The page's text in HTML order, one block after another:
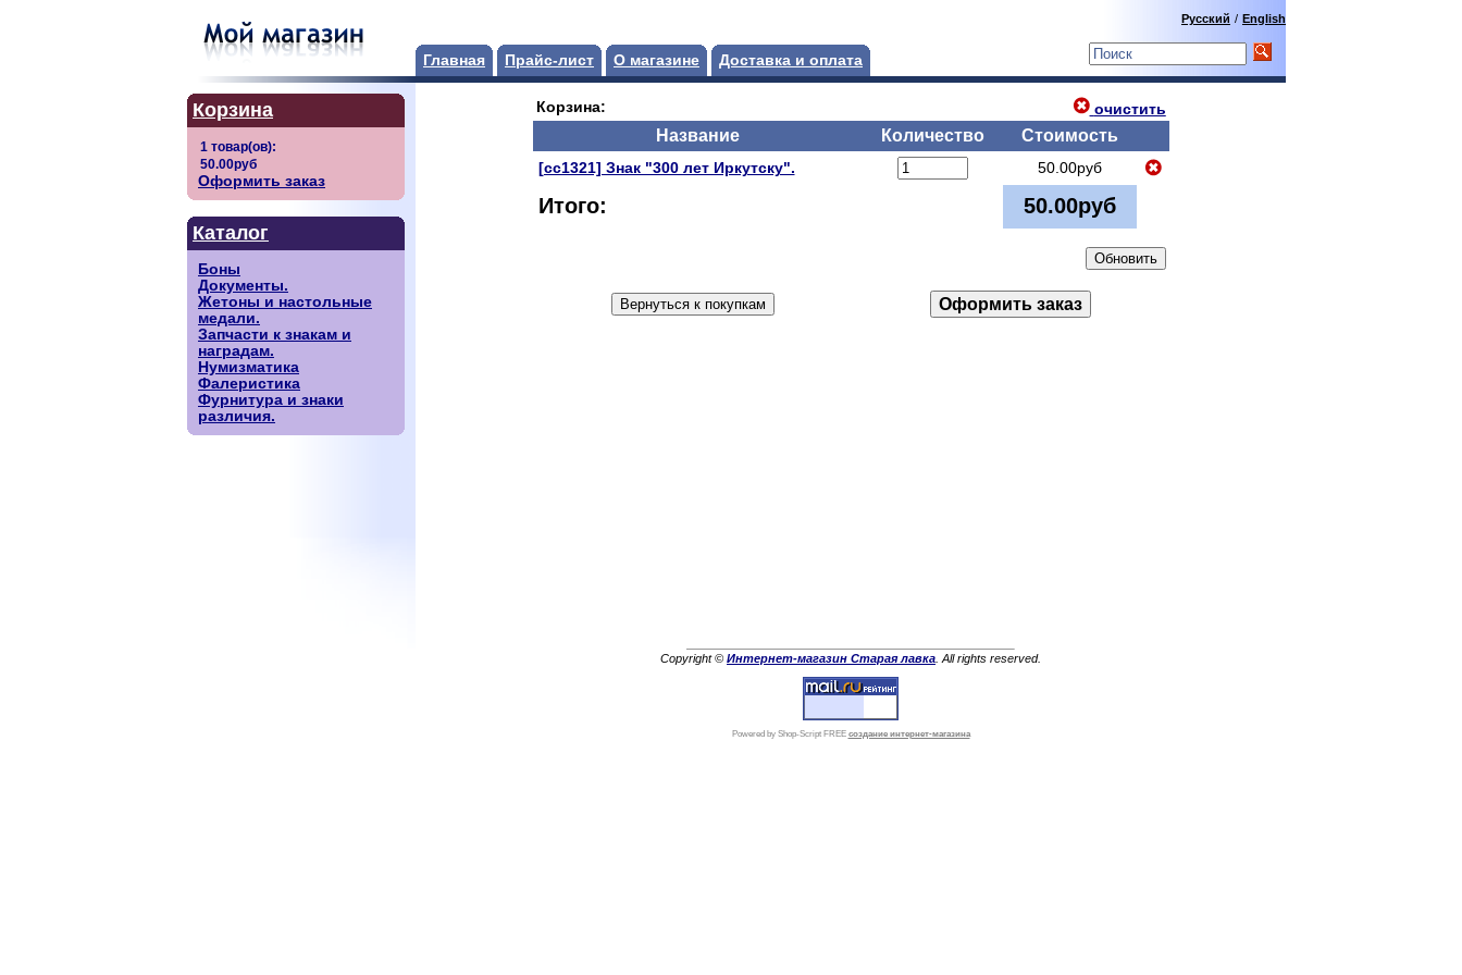
Главная Прайс-лист О магазине Доставка и оплата
Русский / English
Корзина
Оформить заказ
Каталог
Боны
Документы.
Жетоны и настольные
медали.
Запчасти к знакам и
наградам.
Нумизматика
Фалеристика
Фурнитура и знаки
различия.
Корзина: очистить
Название Количество Стоимость
[сс1321] Знак "300 лет Иркутску". 50.00руб
Итого: 50.00руб
Copyright © Интернет-магазин Старая лавка . All rights reserved.
Powered by Shop-Script FREE создание интернет-магазина